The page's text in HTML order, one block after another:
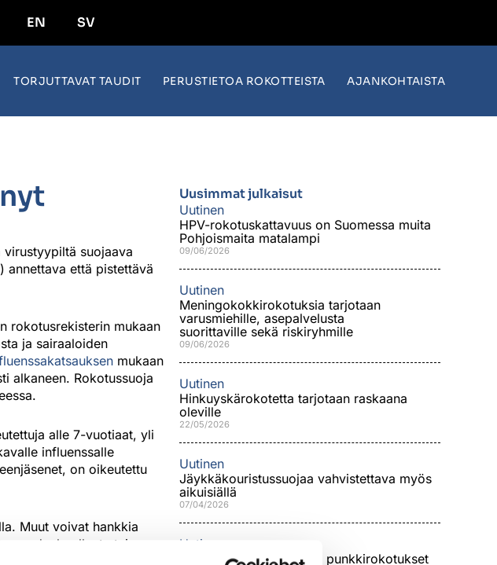
EN SV
TORJUTTAVAT TAUDIT PERUSTIETOA ROKOTTEISTA AJANKOHTAISTA
virustyypiltä suojaava
annettava että pistettävä
rokotusrekisterin mukaan
ja sairaaloiden
mukaan
alkaneen. Rokotussuoja
alle 7-vuotiaat, yli
influenssalle
on oikeutettu
Muut voivat hankkia
tai
käydään terveysasemalla
Uusimmat julkaisut
Uutinen
HPV-rokotuskattavuus on Suomessa muita
Pohjoismaita matalampi
09/06/2026
Uutinen
Meningokokkirokotuksia tarjotaan
varusmiehille, asepalvelusta
suorittaville sekä riskiryhmille
09/06/2026
Uutinen
Hinkuyskärokotetta tarjotaan raskaana
oleville
22/05/2026
Uutinen
Jäykkäkouristussuojaa vahvistettava myös
aikuisiällä
07/04/2026
Uutinen
Puutiaisaivotulehdus- eli punkkirokotukset